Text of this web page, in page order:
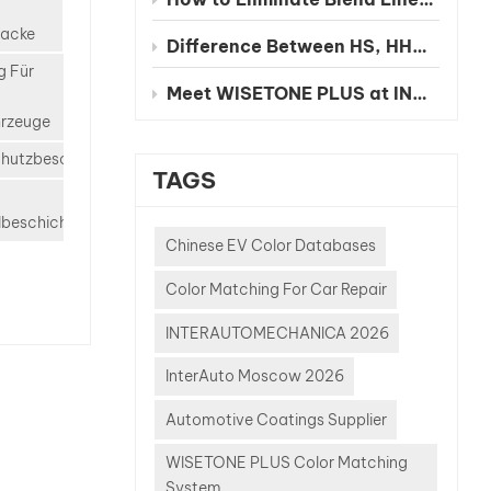
Difference Between HS, HHS and UHS Clearcoat
Meet WISETONE PLUS at INA PAACE Automechanika Mexico City 2026 – BOOTH NO. 1826-2
TAGS
Chinese EV Color Databases
Color Matching For Car Repair
INTERAUTOMECHANICA 2026
InterAuto Moscow 2026
Automotive Coatings Supplier
WISETONE PLUS Color Matching
für
Für